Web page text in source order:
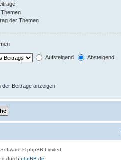
der Themen
Aufsteigend Absteigend
der Beiträge anzeigen
© phpBB Limited
durch phpBB.de